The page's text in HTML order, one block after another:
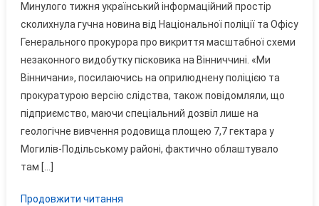
У
Шоколаді
З
Присмаком
Піску:
Бізнес-
Імперія
Знову
Минулого тижня український інформаційний простір
сколихнула гучна новина від Національної поліції та Офісу
Генерального прокурора про викриття масштабної схеми
незаконного видобутку пісковика на Вінниччині. «Ми
Вінничани», посилаючись на оприлюднену поліцією та
прокуратурою версію слідства, також повідомляли, що
підприємство, маючи спеціальний дозвіл лише на
геологічне вивчення родовища площею 7,7 гектара у
Могилів-Подільському районі, фактично облаштувало
там […]
Продовжити читання